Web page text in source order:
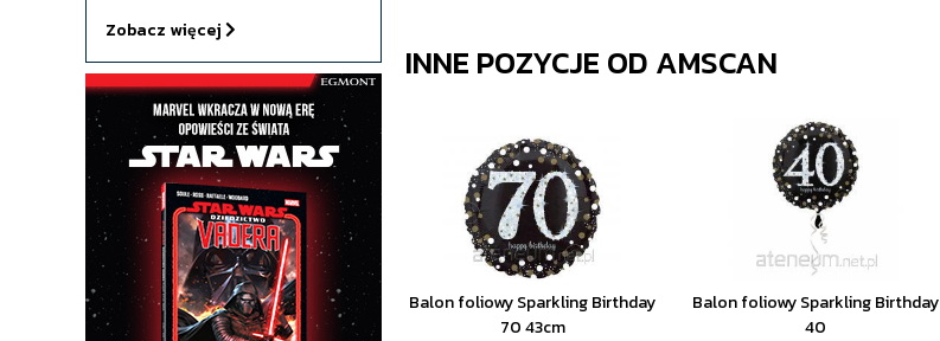
Zobacz więcej
INNE POZYCJE OD AMSCAN
Balon foliowy Sparkling Birthday
70 43cm
Balon foliowy Sparkling Birthday
40